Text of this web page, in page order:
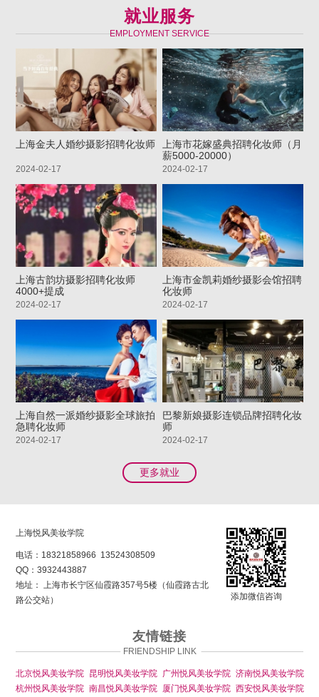
就业服务
EMPLOYMENT SERVICE
上海金夫人婚纱摄影招聘化妆师
2024-02-17
上海市花嫁盛典招聘化妆师（月
薪5000-20000）
2024-02-17
上海古韵坊摄影招聘化妆师
4000+提成
2024-02-17
上海市金凯莉婚纱摄影会馆招聘
化妆师
2024-02-17
上海自然一派婚纱摄影全球旅拍
急聘化妆师
2024-02-17
巴黎新娘摄影连锁品牌招聘化妆
师
2024-02-17
更多就业
上海悦风美妆学院
电话： 18321858966 13524308509
QQ：3932443887
地址： 上海市长宁区仙霞路357号5楼（仙霞路古北
路公交站）
添加微信咨询
友情链接
FRIENDSHIP LINK
北京悦风美妆学院 昆明悦风美妆学院 广州悦风美妆学院 济南悦风美妆学院
杭州悦风美妆学院 南昌悦风美妆学院 厦门悦风美妆学院 西安悦风美妆学院